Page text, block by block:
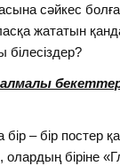
сәйкес
жататын
білесіздер?
бір – бір постер
олардың біріне